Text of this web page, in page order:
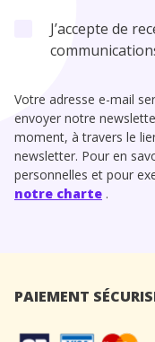
J’accepte de
Votre adresse e-mail
envoyer notre
moment, à travers le
newsletter. Pour en
personnelles et pour
notre charte .
PAIEMENT